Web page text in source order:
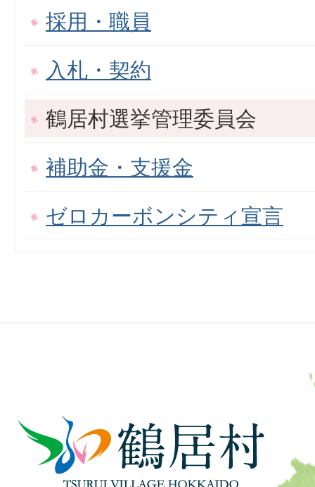
採用・職員
入札・契約
鶴居村選挙管理委員会
補助金・支援金
ゼロカーボンシティ宣言
鶴